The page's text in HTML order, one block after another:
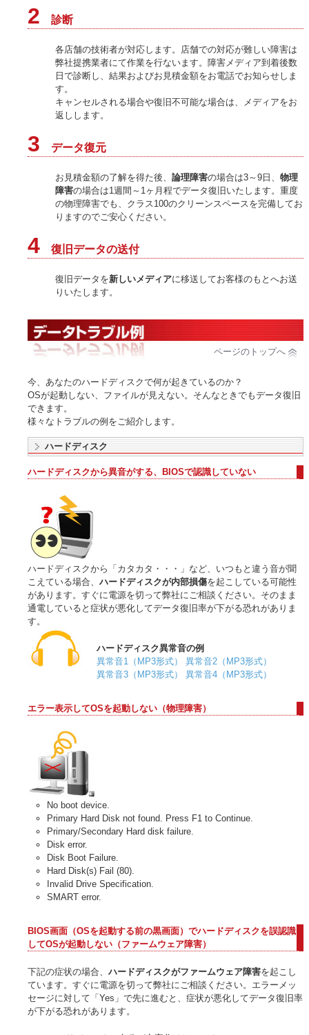
2 診断
各店舗の技術者が対応します。店舗での対応が難しい障害は
弊社提携業者にて作業を行ないます。障害メディア到着後数
日で診断し、結果およびお見積金額をお電話でお知らせしま
す。
キャンセルされる場合や復旧不可能な場合は、メディアをお
返しします。
3 データ復元
お見積金額の了解を得た後、 論理障害の場合は3～9日、 物理
障害の場合は1週間～1ヶ月程でデータ復旧いたします。重度
の物理障害でも、クラス100のクリーンスペースを完備してお
りますのでご安心ください。
4 復旧データの送付
復旧データを新しいメディアに移送してお客様のもとへお送
りいたします。
ページのトップへ
今、あなたのハードディスクで何が起きているのか？
OSが起動しない、ファイルが見えない。そんなときでもデータ復旧
できます。
様々なトラブルの例をご紹介します。
ハードディスク
ハードディスクから異音がする、BIOSで認識していない
ハードディスクから「カタカタ・・・」など、いつもと違う音が聞
こえている場合、 ハードディスクが内部損傷を起こしている可能性
があります。すぐに電源を切って弊社にご相談ください。そのまま
通電していると症状が悪化してデータ復旧率が下がる恐れがありま
す。
ハードディスク異常音の例
異常音1（MP3形式）
異常音2（MP3形式）
異常音3（MP3形式）
異常音4（MP3形式）
エラー表示してOSを起動しない（物理障害）
No boot device.
Primary Hard Disk not found. Press F1 to Continue.
Primary/Secondary Hard disk failure.
Disk error.
Disk Boot Failure.
Hard Disk(s) Fail (80).
Invalid Drive Specification.
SMART error.
BIOS画面（OSを起動する前の黒画面）でハードディスクを誤認識
してOSが起動しない（ファームウェア障害）
下記の症状の場合、 ハードディスクがファームウェア障害を起こし
ています。すぐに電源を切って弊社にご相談ください。エラーメッ
セージに対して「Yes」で先に進むと、症状が悪化してデータ復旧率
が下がる恐れがあります。